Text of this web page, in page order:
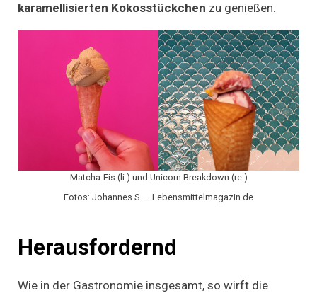
karamellisierten Kokosstückchen zu genießen.
Matcha-Eis (li.) und Unicorn Breakdown (re.)
Fotos: Johannes S. – Lebensmittelmagazin.de
Herausfordernd
Wie in der Gastronomie insgesamt, so wirft die